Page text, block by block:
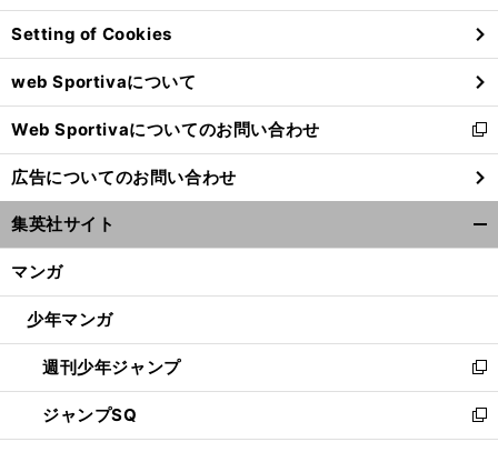
ン
ド
ウ
で
開
く
Setting of Cookies
web Sportivaについて
Web Sportivaについてのお問い合わせ
新
し
い
ウ
ィ
ン
ウ
開
く
広告についてのお問い合わせ
集英社サイト
マンガ
少年マンガ
週刊少年ジャンプ
新
し
い
ウ
ジャンプSQ
新
し